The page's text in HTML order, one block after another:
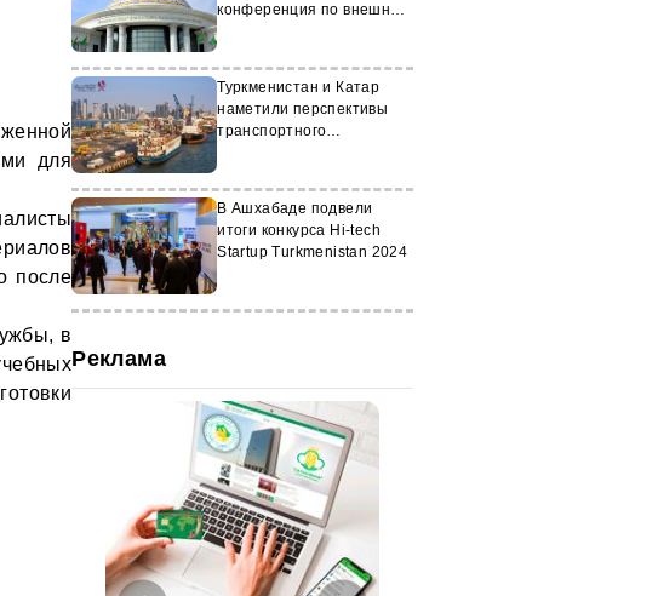
для
после
в
конференция по внешней
Туркменистан и Катар
наметили перспективы
транспортного
В Ашхабаде подвели
итоги конкурса Hi-tech
Startup Turkmenistan 2024
Реклама